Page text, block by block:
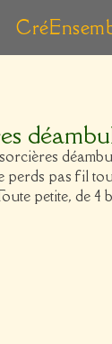
perds pas fil
petite, de 4